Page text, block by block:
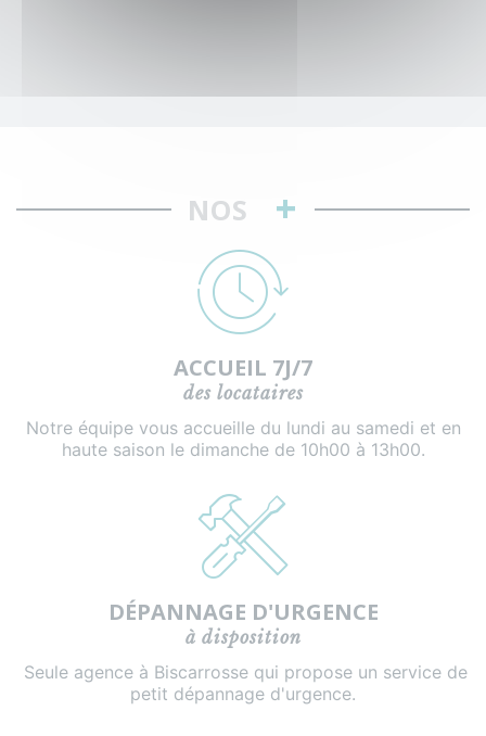
NOS +
ACCUEIL 7J/7
des locataires
Notre équipe vous accueille du lundi au samedi et en
haute saison le dimanche de 10h00 à 13h00.
DÉPANNAGE D'URGENCE
à disposition
Seule agence à Biscarrosse qui propose un service de
petit dépannage d'urgence.